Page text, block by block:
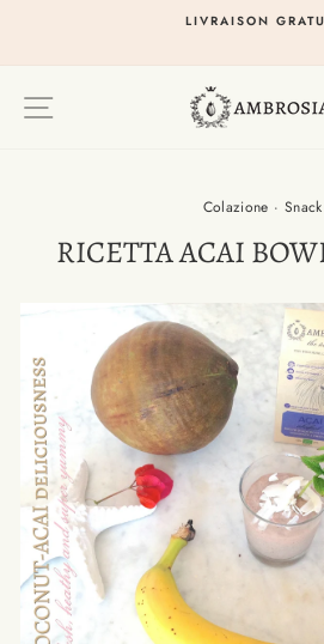
LIVRAISON
Colazione · Snack
RICETTA ACAI